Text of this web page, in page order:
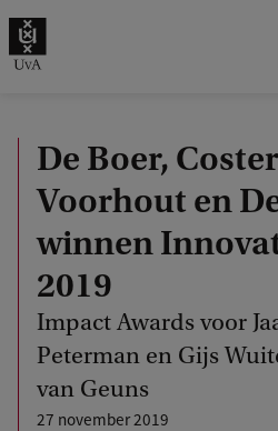
De Boer,
Voorhout en
winnen
2019
Impact Awards voor
Peterman en Gijs
van Geuns
27 november 2019